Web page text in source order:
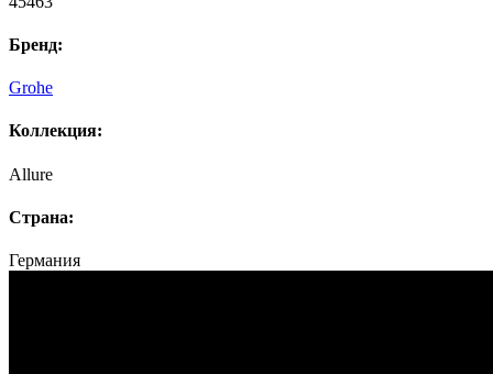
Бренд:
Grohe
Коллекция:
Allure
Страна:
Германия